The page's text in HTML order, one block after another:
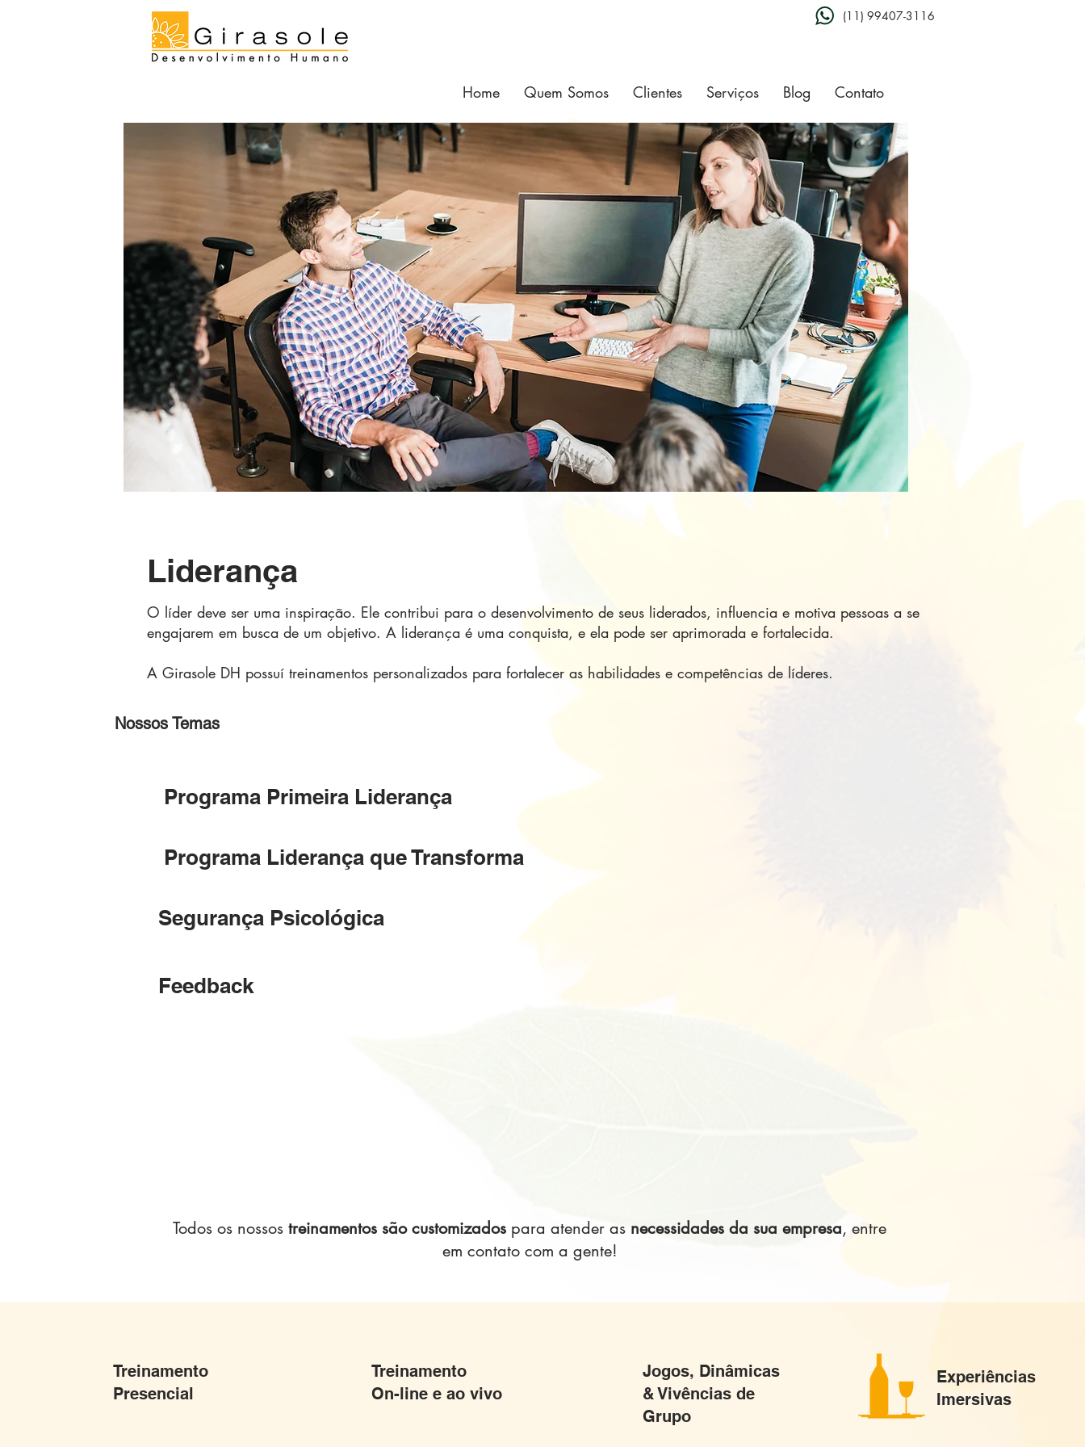
(11) 99407-3116
Home Quem Somos Clientes Serviços Blog Contato
Liderança
Nossos Temas
O líder deve ser uma inspiração. Ele contribui para o desenvolvimento de seus liderados, influencia e motiva pessoas a se
engajarem em busca de um objetivo. A liderança é uma conquista, e ela pode ser aprimorada e fortalecida.
A Girasole DH possuí treinamentos personalizados para fortalecer as habilidades e competências de líderes.
Programa Primeira Liderança
Programa Liderança que Transforma
Segurança Psicológica
Feedback
Todos os nossos treinamentos são customizados para atender as necessidades da sua empresa, entre
em contato com a gente!
Treinamento
Presencial
Treinamento
On-line e ao vivo
Jogos, Dinâmicas
& Vivências de
Grupo
Experiências
Imersivas